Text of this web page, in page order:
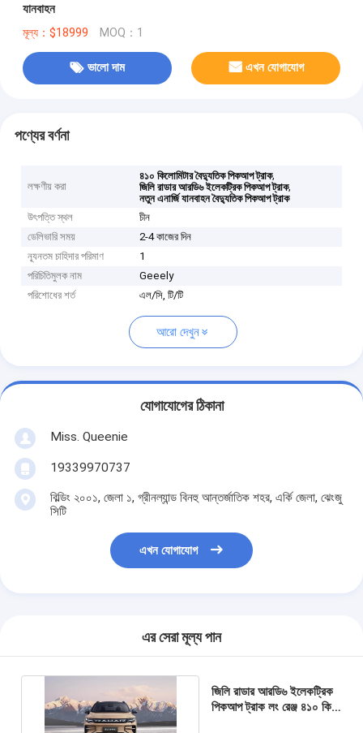
যানবাহন
মূল্য：$18999 MOQ：1
ভালো দাম এখন যোগাযোগ
পণ্যের বর্ণনা
লক্ষণীয় করা
৪১০ কিলোমিটার বৈদ্যুতিক পিকআপ ট্রাক,
জিলি রাডার আরডি৬ ইলেকট্রিক পিকআপ ট্রাক,
নতুন এনার্জি যানবাহন বৈদ্যুতিক পিকআপ ট্রাক
উৎপত্তি স্থল
চীন
ডেলিভারি সময়
2-4 কাজের দিন
ন্যূনতম চাহিদার পরিমাণ
1
পরিচিতিমুলক নাম
Geeely
পরিশোধের শর্ত
এল/সি, টি/টি
আরো দেখুন
যোগাযোগের ঠিকানা
Miss. Queenie
19339970737
বিল্ডিং ২০০১, জেলা ১, গ্রীনল্যান্ড বিনহু আন্তর্জাতিক শহর, এর্কি জেলা, ঝেংজু
সিটি
এখন যোগাযোগ
এর সেরা মূল্য পান
জিলি রাডার আরডি৬ ইলেকট্রিক
পিকআপ ট্রাক লং রেঞ্জ ৪১০ কিমি